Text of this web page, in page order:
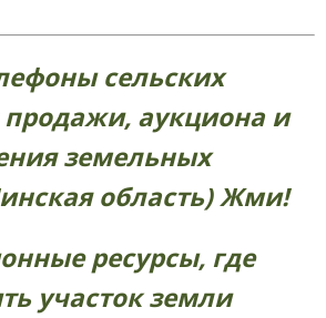
сельских
продажи, аукциона и
земельных
область) Жми!
ресурсы, где
участок земли